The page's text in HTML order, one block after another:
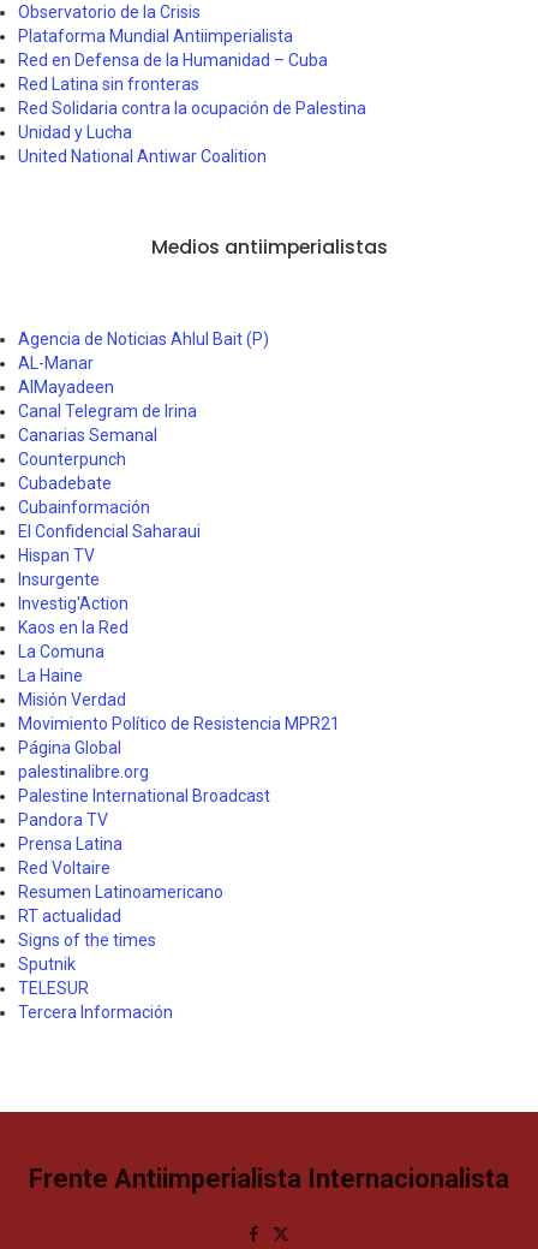
Observatorio de la Crisis
Plataforma Mundial Antiimperialista
Red en Defensa de la Humanidad – Cuba
Red Latina sin fronteras
Red Solidaria contra la ocupación de Palestina
Unidad y Lucha
United National Antiwar Coalition
Medios antiimperialistas
Agencia de Noticias Ahlul Bait (P)
AL-Manar
AlMayadeen
Canal Telegram de Irina
Canarias Semanal
Counterpunch
Cubadebate
Cubainformación
El Confidencial Saharaui
Hispan TV
Insurgente
Investig'Action
Kaos en la Red
La Comuna
La Haine
Misión Verdad
Movimiento Político de Resistencia MPR21
Página Global
palestinalibre.org
Palestine International Broadcast
Pandora TV
Prensa Latina
Red Voltaire
Resumen Latinoamericano
RT actualidad
Signs of the times
Sputnik
TELESUR
Tercera Información
Frente Antiimperialista Internacionalista